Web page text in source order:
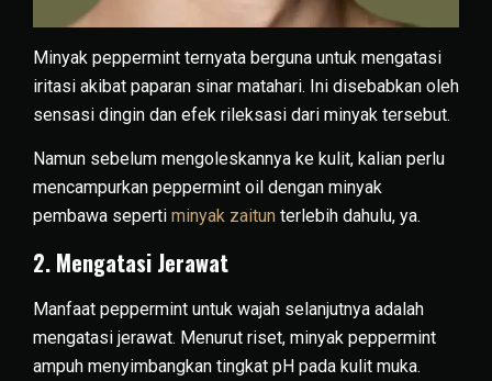
Minyak peppermint ternyata berguna untuk mengatasi
iritasi akibat paparan sinar matahari. Ini disebabkan oleh
sensasi dingin dan efek rileksasi dari minyak tersebut.
Namun sebelum mengoleskannya ke kulit, kalian perlu
mencampurkan peppermint oil dengan minyak
pembawa seperti minyak zaitun terlebih dahulu, ya.
2. Mengatasi Jerawat
Manfaat peppermint untuk wajah selanjutnya adalah
mengatasi jerawat. Menurut riset, minyak peppermint
ampuh menyimbangkan tingkat pH pada kulit muka.